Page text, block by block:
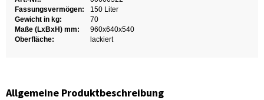
Fassungsvermögen:
150 Liter
Gewicht in kg:
70
Maße (LxBxH) mm:
960x640x540
Oberfläche:
lackiert
Allgemeine Produktbeschreibung